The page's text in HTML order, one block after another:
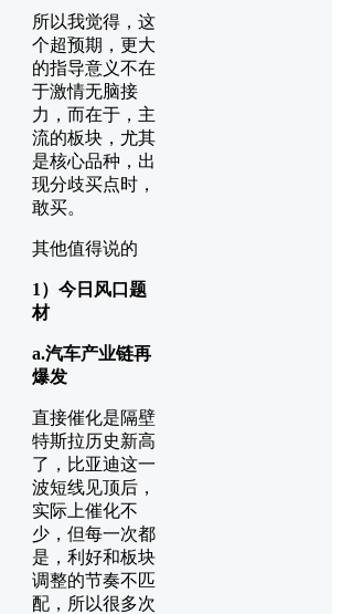
所以我觉得，这
个超预期，更大
的指导意义不在
于激情无脑接
力，而在于，主
流的板块，尤其
是核心品种，出
现分歧买点时，
敢买。
其他值得说的
1）今日风口题
材
a.汽车产业链再
爆发
直接催化是隔壁
特斯拉历史新高
了，比亚迪这一
波短线见顶后，
实际上催化不
少，但每一次都
是，利好和板块
调整的节奏不匹
配，所以很多次